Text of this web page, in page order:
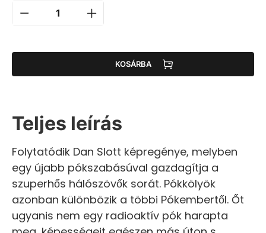
KOSÁRBA
Teljes leírás
Folytatódik Dan Slott képregénye, melyben
egy újabb pókszabásúval gazdagítja a
szuperhős hálószövők sorát. Pókkölyök
azonban különbözik a többi Pókembertől. Őt
ugyanis nem egy radioaktív pók harapta